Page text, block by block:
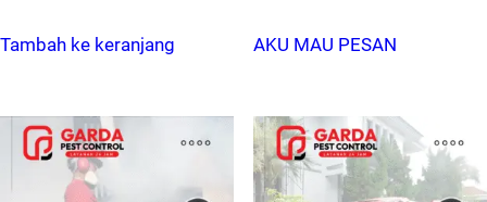
Tambah ke keranjang AKU MAU PESAN